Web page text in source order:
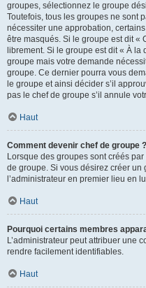
groupes, sélectionnez le groupe
Toutefois, tous les groupes ne sont
nécessiter une approbation,
être masqués. Si le groupe est dit «
librement. Si le groupe est dit « À
groupe mais votre demande
groupe. Ce dernier pourra vous
le groupe et ainsi décider s’il
pas le chef de groupe s’il annule
Haut
Comment devenir chef de groupe ?
Lorsque des groupes sont créés
de groupe. Si vous désirez créer un
l’administrateur en premier lieu en
Haut
Pourquoi certains membres
L’administrateur peut attribuer une
rendre facilement identifiables.
Haut